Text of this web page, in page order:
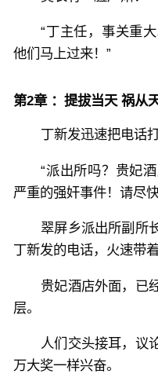
“丁主任，事关重
他们马上过来！”
第2章 ：提拔当天 祸从
丁新发迅速把电话
“派出所吗？贵妃
严重的强奸事件！请尽
翠屏乡派出所副所
丁新发的电话，火速带
贵妃酒店外面，已
层。
人们交头接耳，议
万大奖一样兴奋。